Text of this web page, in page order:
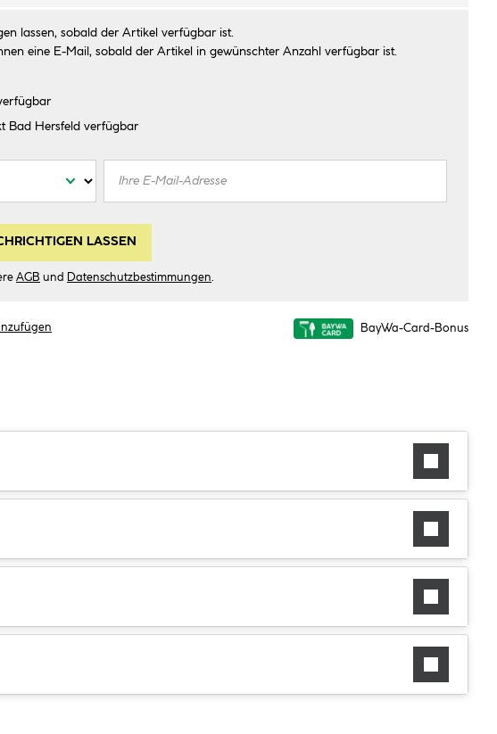
lassen, sobald der Artikel verfügbar ist.
eine E-Mail, sobald der Artikel in gewünschter Anzahl verfügbar ist.
Bad Hersfeld verfügbar
LASSEN
AGB und Datenschutzbestimmungen
BayWa-Card-Bonus